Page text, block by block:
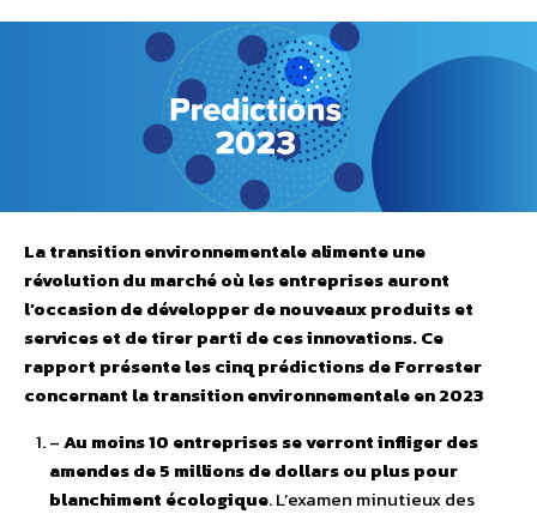
La transition environnementale alimente une
révolution du marché où les entreprises auront
l’occasion de développer de nouveaux produits et
services et de tirer parti de ces innovations. Ce
rapport présente les cinq prédictions de Forrester
concernant la transition environnementale en 2023
–Au moins 10 entreprises se verront infliger des
amendes de 5 millions de dollars ou plus pour
blanchiment écologique. L’examen minutieux des